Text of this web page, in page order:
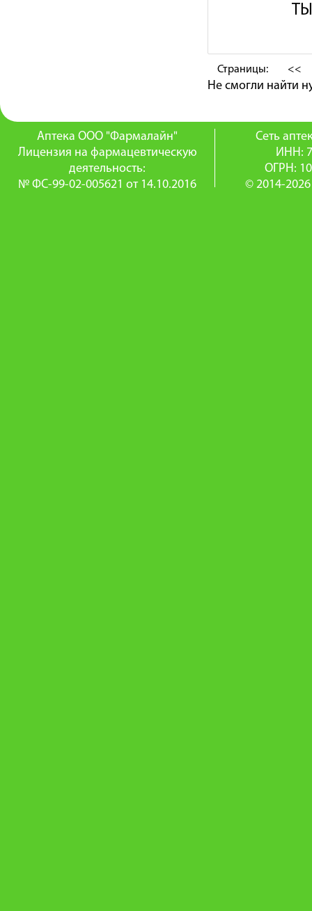
Страницы: <<
Не смогли найти
Аптека ООО "Фармалайн"
Лицензия на фармацевтическую
деятельность:
№ ФС-99-02-005621 от 14.10.2016
Сеть
ИНН:
ОГРН:
© 2014-